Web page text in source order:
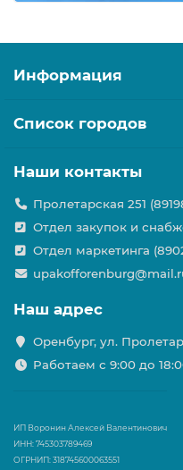
Информация
Список городов
Наши контакты
Пролетарская 251
Отдел закупок и
Отдел маркетинга
Наш адрес
Оренбург, ул.
Работаем с 9:00 до
ИП Воронин Алексей Валентинович
ИНН: 745303789469
ОГРНИП: 318745600063551